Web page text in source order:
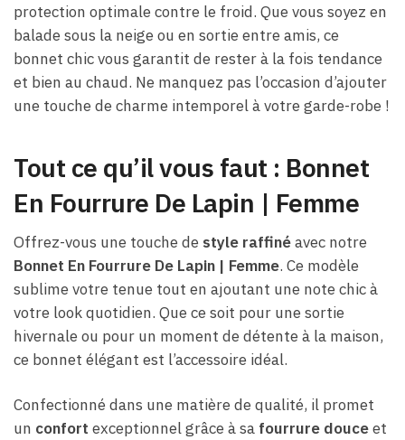
protection optimale contre le froid. Que vous soyez en
balade sous la neige ou en sortie entre amis, ce
bonnet chic vous garantit de rester à la fois tendance
et bien au chaud. Ne manquez pas l’occasion d’ajouter
une touche de charme intemporel à votre garde-robe !
Tout ce qu’il vous faut : Bonnet
En Fourrure De Lapin | Femme
Offrez-vous une touche de style raffinéavec notre
Bonnet En Fourrure De Lapin | Femme. Ce modèle
sublime votre tenue tout en ajoutant une note chic à
votre look quotidien. Que ce soit pour une sortie
hivernale ou pour un moment de détente à la maison,
ce bonnet élégant est l’accessoire idéal.
Confectionné dans une matière de qualité, il promet
un confort exceptionnel grâce à sa fourrure douceet